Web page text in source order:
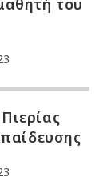
του